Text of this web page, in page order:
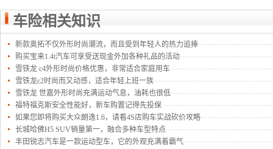
车险相关知识
新款奥拓不仅外形时尚潮流，而且受到年轻人的热力追捧
购买宝来1.4t汽车可享受送现金外加各种礼品的活动
雪铁龙 c4外形时尚价格优惠，非常适合家庭用车
雪铁龙c2时尚而又动感，适合年轻上班一族
雪铁龙 世嘉外形时尚充满运动气息，油耗也很低
福特福克斯安全性能好，新车购置记得先投保
如果您即将购买大众朗逸1.6，请看4S店购车实战砍价攻略
长城哈佛H5 SUV销量第一，融合多种车型特点
丰田锐志汽车是一款运动型车，它的外观充满着霸气